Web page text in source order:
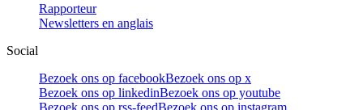
Rapporteur
Newsletters en anglais
Social
Bezoek ons op facebookBezoek ons op x
Bezoek ons op linkedinBezoek ons op youtube
Bezoek ons op rss-feedBezoek ons op instagram